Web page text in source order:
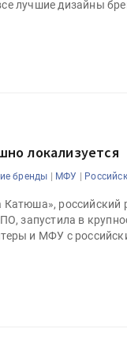
лучшие дизайны
локализуется
бренды | МФУ |
российский
запустила в
и МФУ с